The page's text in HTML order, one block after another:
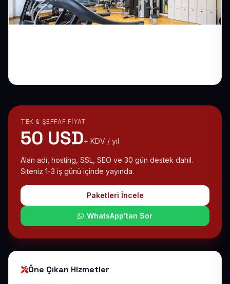
TEK & ŞEFFAF FIYAT
50 USD+ KDV / yıl
Alan adı, hosting, SSL, SEO ve 30 gün destek dahil.
Siteniz 1-3 iş günü içinde yayında.
Paketleri İncele
WhatsApp'tan Sor
Öne Çıkan Hizmetler